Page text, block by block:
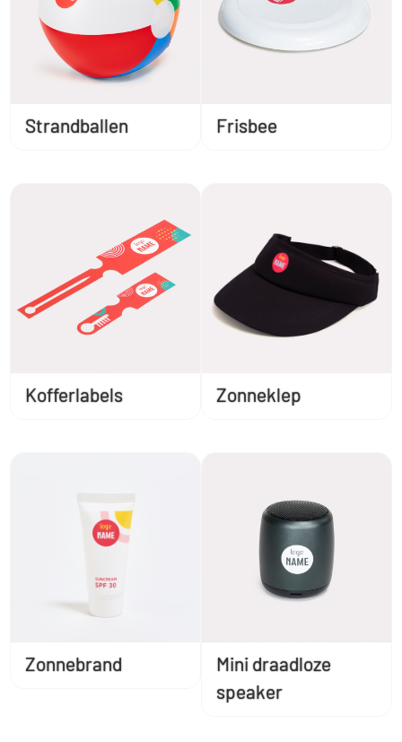
Strandballen Frisbee
Kofferlabels Zonneklep
Zonnebrand
Mini draadloze
speaker